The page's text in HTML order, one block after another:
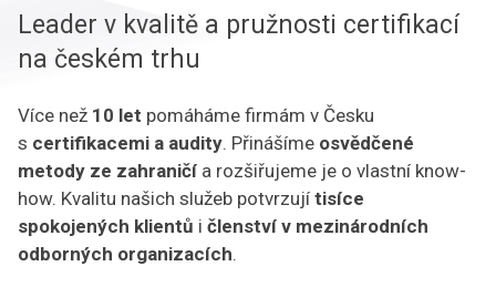
Leader v kvalitě a pružnosti certifikací
na českém trhu
Více než 10 let pomáháme firmám v Česku
s certifikacemi a audity. Přinášíme osvědčené
metody ze zahraničía rozšiřujeme je o vlastní know-
how. Kvalitu našich služeb potvrzují tisíce
spokojených klientů i členství v mezinárodních
odborných organizacích.